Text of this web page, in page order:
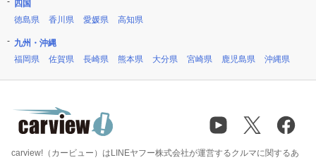
四国
徳島県
香川県 愛媛県 高知県
九州・沖縄
福岡県
佐賀県 長崎県 熊本県 大分県 宮崎県 鹿児島県 沖縄県
carview!（カービュー）はLINEヤフー株式会社が運営するクルマに関するあ